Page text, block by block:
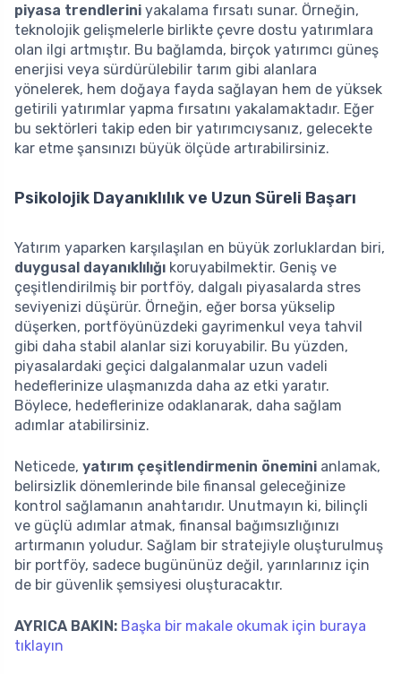
piyasa trendlerini yakalama fırsatı sunar. Örneğin,
teknolojik gelişmelerle birlikte çevre dostu yatırımlara
olan ilgi artmıştır. Bu bağlamda, birçok yatırımcı güneş
enerjisi veya sürdürülebilir tarım gibi alanlara
yönelerek, hem doğaya fayda sağlayan hem de yüksek
getirili yatırımlar yapma fırsatını yakalamaktadır. Eğer
bu sektörleri takip eden bir yatırımcıysanız, gelecekte
kar etme şansınızı büyük ölçüde artırabilirsiniz.
Psikolojik Dayanıklılık ve Uzun Süreli Başarı
Yatırım yaparken karşılaşılan en büyük zorluklardan biri,
duygusal dayanıklılığı koruyabilmektir. Geniş ve
çeşitlendirilmiş bir portföy, dalgalı piyasalarda stres
seviyenizi düşürür. Örneğin, eğer borsa yükselip
düşerken, portföyünüzdeki gayrimenkul veya tahvil
gibi daha stabil alanlar sizi koruyabilir. Bu yüzden,
piyasalardaki geçici dalgalanmalar uzun vadeli
hedeflerinize ulaşmanızda daha az etki yaratır.
Böylece, hedeflerinize odaklanarak, daha sağlam
adımlar atabilirsiniz.
Neticede, yatırım çeşitlendirmenin önemini anlamak,
belirsizlik dönemlerinde bile finansal geleceğinize
kontrol sağlamanın anahtarıdır. Unutmayın ki, bilinçli
ve güçlü adımlar atmak, finansal bağımsızlığınızı
artırmanın yoludur. Sağlam bir stratejiyle oluşturulmuş
bir portföy, sadece bugününüz değil, yarınlarınız için
de bir güvenlik şemsiyesi oluşturacaktır.
AYRICA BAKIN: Başka bir makale okumak için buraya
tıklayın